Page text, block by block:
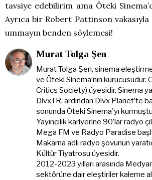
tavsiye edebilirim ama Öteki
Ayrıca bir Robert Pattinson vakasıyla
ummayın benden söylemesi!
Murat Tolga Şen
Murat Tolga Şen, sinema
ve Öteki Sinema’nın kurucusudur.
Critics Society) üyesidir. Sinema
DivxTR, ardından Divx Planet’te
sonunda Öteki Sinema'yı
Yayıncılık kariyerine 90’lar radyo
Mega FM ve Radyo Paradise
Makarna adlı radyo şovunun
Kültür Tiyatrosu üyesidir.
2012-2023 yılları arasında
sektörüne dair eleştiriler kaleme